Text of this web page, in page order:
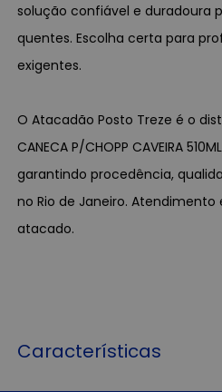
solução confiável e duradoura
quentes. Escolha certa para
exigentes.
O Atacadão Posto Treze é o
CANECA P/CHOPP CAVEIRA
garantindo procedência,
no Rio de Janeiro.
atacado.
Características